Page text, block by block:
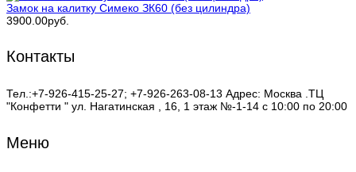
Замок на калитку Симеко ЗК60 (без цилиндра)
3900.00руб.
Контакты
Тел.:+7-926-415-25-27; +7-926-263-08-13 Адрес: Москва .ТЦ
"Конфетти " ул. Нагатинская , 16, 1 этаж №-1-14 с 10:00 по 20:00
Меню